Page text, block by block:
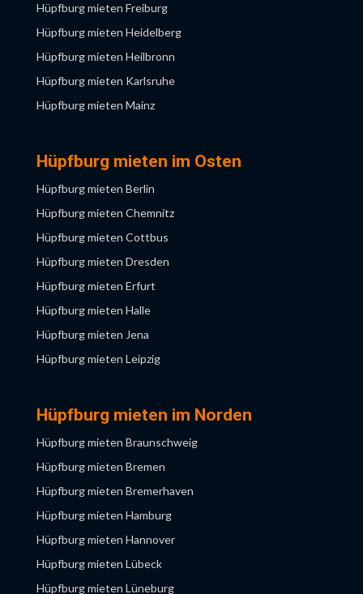
Hüpfburg mieten Freiburg
Hüpfburg mieten Heidelberg
Hüpfburg mieten Heilbronn
Hüpfburg mieten Karlsruhe
Hüpfburg mieten Mainz
Hüpfburg mieten München
Hüpfburg mieten im Osten
Hüpfburg mieten Berlin
Hüpfburg mieten Chemnitz
Hüpfburg mieten Cottbus
Hüpfburg mieten Dresden
Hüpfburg mieten Erfurt
Hüpfburg mieten Halle
Hüpfburg mieten Jena
Hüpfburg mieten Leipzig
Hüpfburg mieten Potsdam
Hüpfburg mieten im Norden
Hüpfburg mieten Braunschweig
Hüpfburg mieten Bremen
Hüpfburg mieten Bremerhaven
Hüpfburg mieten Hamburg
Hüpfburg mieten Hannover
Hüpfburg mieten Lübeck
Hüpfburg mieten Lüneburg